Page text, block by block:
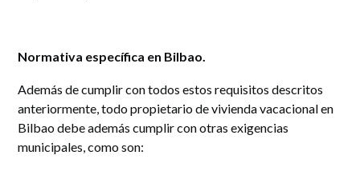
Normativa específica en Bilbao.
Además de cumplir con todos estos requisitos descritos
anteriormente, todo propietario de vivienda vacacional en
Bilbao debe además cumplir con otras exigencias
municipales, como son: